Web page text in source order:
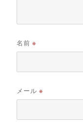
名前※
メール※